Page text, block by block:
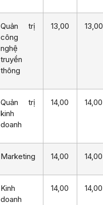
Quản trị
công
nghệ
truyền
thông
13,00 13,00
Quản trị
kinh
doanh
14,00 14,00
Marketing 14,00 14,00
Kinh
doanh
14,00 14,00